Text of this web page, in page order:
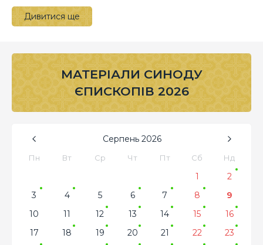
Дивитися ще
МАТЕРІАЛИ СИНОДУ
ЄПИСКОПІВ 2026
Серпень 2026
Пн Вт Ср Чт Пт Сб Нд
1
2
3
4 5 6 7 8
9
10
11 12 13 14 15
16
17
18 19 20 21 22
23